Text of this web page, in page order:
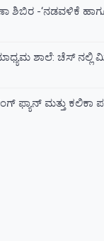
ಶಿಬಿರ -‘ನಡವಳಿಕೆ
ಶಾಲೆ: ಚೆಸ್ ನಲ್ಲಿ
ಫ್ಯಾನ್ ಮತ್ತು ಕಲಿಕಾ